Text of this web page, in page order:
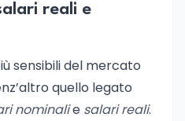
reali e
sensibili del mercato
quello legato
nominalie salari reali.